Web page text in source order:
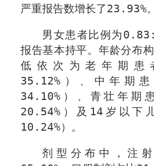
严重报告数增长了23.93%。
男女患者比例为 0. 83
报告基本持平。年龄分布
低依次为老年期患
35.12% ）、中年期
34.10% ）、青壮年期
20.54% ）及 14 岁以下
10.24%）。
剂型分布中，注